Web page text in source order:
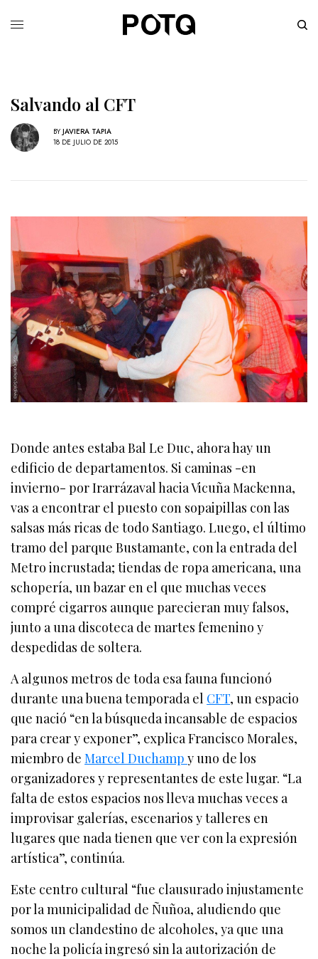
Salvando al CFT
BY JAVIERA TAPIA
18 DE JULIO DE 2015
Donde antes estaba Bal Le Duc, ahora hay un
edificio de departamentos. Si caminas -en
invierno- por Irarrázaval hacia Vicuña Mackenna,
vas a encontrar el puesto con sopaipillas con las
salsas más ricas de todo Santiago. Luego, el último
tramo del parque Bustamante, con la entrada del
Metro incrustada; tiendas de ropa americana, una
schopería, un bazar en el que muchas veces
compré cigarros aunque parecieran muy falsos,
junto a una discoteca de martes femenino y
despedidas de soltera.
A algunos metros de toda esa fauna funcionó
durante una buena temporada el CFT, un espacio
que nació “en la búsqueda incansable de espacios
para crear y exponer”, explica Francisco Morales,
miembro deMarcel Duchampy uno de los
organizadores y representantes de este lugar. “La
falta de estos espacios nos lleva muchas veces a
improvisar galerías, escenarios y talleres en
lugares que nada tienen que ver con la expresión
artística”, continúa.
Este centro cultural “fue clausurado injustamente
por la municipalidad de Ñuñoa, aludiendo que
somos un clandestino de alcoholes, ya que una
noche la policía ingresó sin la autorización de